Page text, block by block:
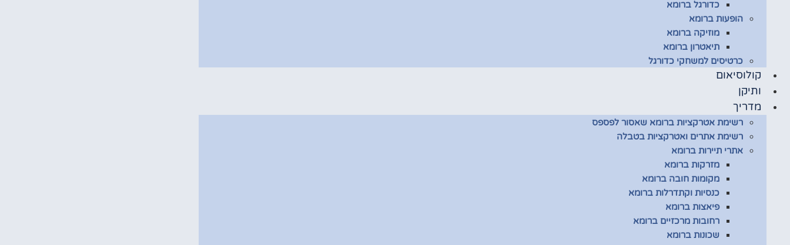
כדורגל ברומא
הופעות ברומא
מוזיקה ברומא
תיאטרון ברומא
כרטיסים למשחקי כדורגל
קולוסיאום
ותיקן
מדריך
רשימת אטרקציות ברומא שאסור לפספס
רשימת אתרים ואטרקציות בטבלה
אתרי תיירות ברומא
מזרקות ברומא
מקומות חובה ברומא
כנסיות וקתדרלות ברומא
פיאצות ברומא
רחובות מרכזיים ברומא
שכונות ברומא